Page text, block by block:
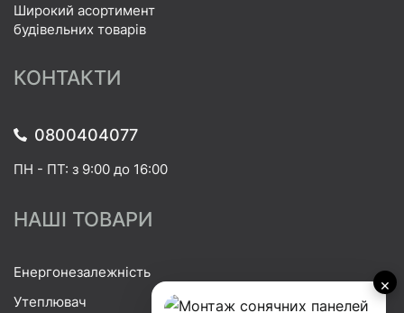
×
Широкий асортимент
будівельних товарів
КОНТАКТИ
0800404077
ПН - ПТ: з 9:00 до 16:00
НАШІ ТОВАРИ
Енергонезалежність
Утеплювач